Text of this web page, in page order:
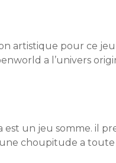
artistique pour ce jeu
a l’univers
un jeu somme. il
choupitude a